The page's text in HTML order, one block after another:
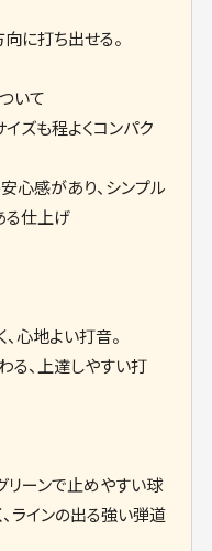
に打ち出せる。
いて
イズも程よくコンパク
心感があり、シンプル
る仕上げ
心地よい打音。
る、上達しやすい打
リーンで止めやすい球
ラインの出る強い弾道